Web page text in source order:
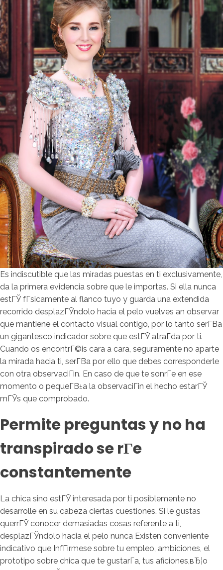
Es indiscutible que las miradas puestas en ti exclusivamente,
da la primera evidencia sobre que le importas. Si ella nunca
estГЎ fГ­sicamente al flanco tuyo y guarda una extendida
recorrido desplazГЎndolo hacia el pelo vuelves an observar
que mantiene el contacto visual contigo, por lo tanto serГ­В­a
un gigantesco indicador sobre que estГЎ atraГ­da por ti.
Cuando os encontrГ©is cara a cara, seguramente no aparte
la mirada hacia ti, serГ­В­a por ello que debes corresponderle
con otra observaciГіn. En caso de que te sonrГ­e en ese
momento o pequeГ­В±a la observaciГіn el hecho estarГЎ
mГЎs que comprobado.
Permite preguntas y no ha
transpirado se rГ­e
constantemente
La chica sino estГЎ interesada por ti posiblemente no
desarrolle en su cabeza ciertas cuestiones. Si le gustas
querrГЎ conocer demasiadas cosas referente a ti,
desplazГЎndolo hacia el pelo nunca Existen conveniente
indicativo que InfГіrmese sobre tu empleo, ambiciones, el
prototipo sobre chica que te gustarГ­a, tus aficiones,вЂ¦o